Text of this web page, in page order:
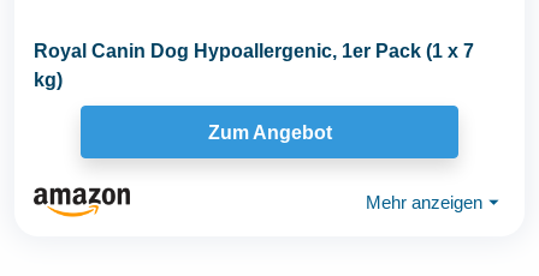
Royal Canin Dog Hypoallergenic, 1er Pack (1 x 7
kg)
Zum Angebot
Mehr anzeigen ⏷